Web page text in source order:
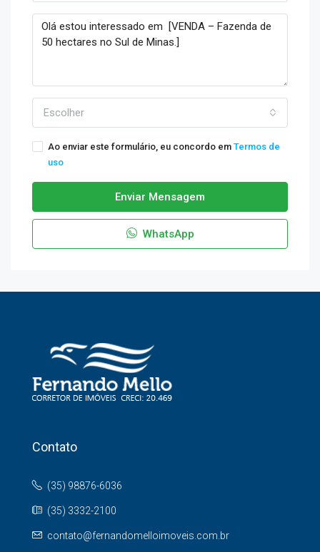
Escolher
Ao enviar este formulário, eu concordo em Termos de
uso
Enviar Mensagem
WhatsApp
Contato
(35) 98876-6036
(35) 3332-2100
contato@fernandomelloimoveis.com.br